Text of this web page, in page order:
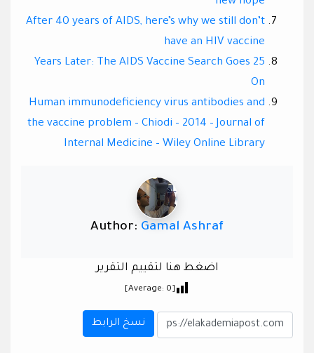
After 40 years of AIDS, here’s why we still don’t
have an HIV vaccine
25 Years Later: The AIDS Vaccine Search Goes
On
Human immunodeficiency virus antibodies and
the vaccine problem – Chiodi – 2014 – Journal of
Internal Medicine – Wiley Online Library
Author: Gamal Ashraf
اضغط هنا لتقييم التقرير
[Average:
0
]
نسخ الرابط